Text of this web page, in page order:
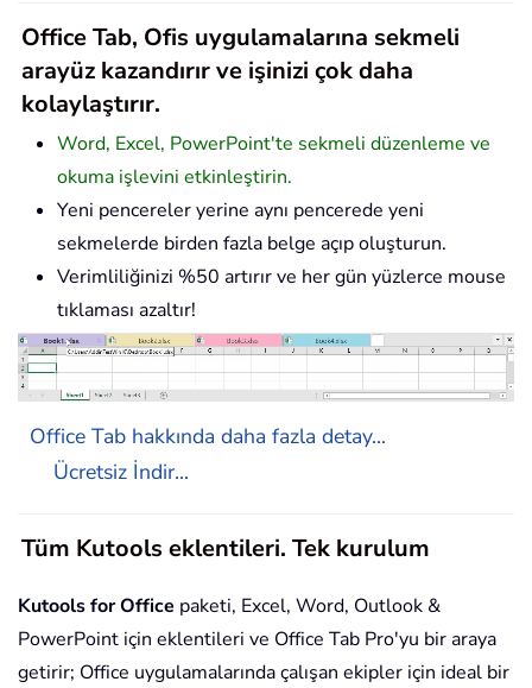
Office Tab, Ofis uygulamalarına sekmeli
arayüz kazandırır ve işinizi çok daha
kolaylaştırır.
Word, Excel, PowerPoint'te sekmeli düzenleme ve
okuma işlevini etkinleştirin.
Yeni pencereler yerine aynı pencerede yeni
sekmelerde birden fazla belge açıp oluşturun.
Verimliliğinizi %50 artırır ve her gün yüzlerce mouse
tıklaması azaltır!
Office Tab hakkında daha fazla detay...
Ücretsiz İndir...
Tüm Kutools eklentileri. Tek kurulum
Kutools for Office paketi, Excel, Word, Outlook &
PowerPoint için eklentileri ve Office Tab Pro'yu bir araya
getirir; Office uygulamalarında çalışan ekipler için ideal bir